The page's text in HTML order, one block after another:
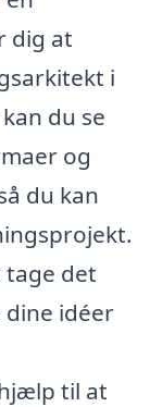
dig at
i
du se
og
du kan
det
idéer
til at